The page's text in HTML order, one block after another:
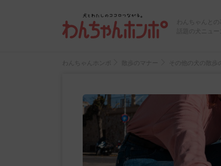
わんちゃんと
話題の犬ニュ
わんちゃんホンポ 散歩のマナー その他の犬の散歩